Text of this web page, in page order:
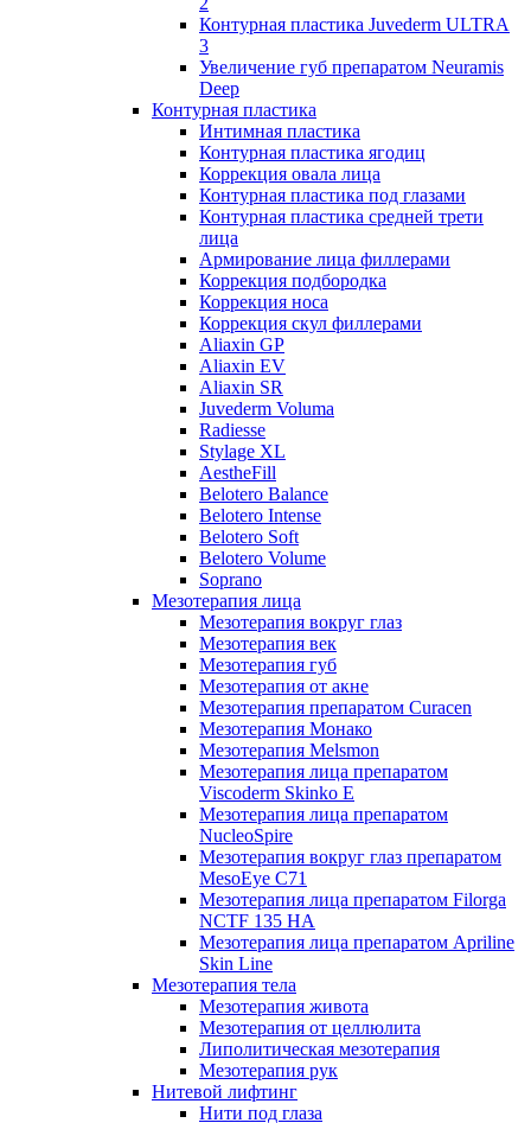
Контурная пластика Juvederm ULTRA
3
Увеличение губ препаратом Neuramis
Deep
Контурная пластика
Интимная пластика
Контурная пластика ягодиц
Коррекция овала лица
Контурная пластика под глазами
Контурная пластика средней трети
лица
Армирование лица филлерами
Коррекция подбородка
Коррекция носа
Коррекция скул филлерами
Aliaxin GP
Aliaxin EV
Aliaxin SR
Juvederm Voluma
Radiesse
Stylage XL
AestheFill
Belotero Balance
Belotero Intense
Belotero Soft
Belotero Volume
Soprano
Мезотерапия лица
Мезотерапия вокруг глаз
Мезотерапия век
Мезотерапия губ
Мезотерапия от акне
Мезотерапия препаратом Curacen
Мезотерапия Монако
Мезотерапия Melsmon
Мезотерапия лица препаратом
Viscoderm Skinko E
Мезотерапия лица препаратом
NucleoSpire
Мезотерапия вокруг глаз препаратом
MesoEye С71
Мезотерапия лица препаратом Filorga
NCTF 135 HA
Мезотерапия лица препаратом Apriline
Skin Line
Мезотерапия тела
Мезотерапия живота
Мезотерапия от целлюлита
Липолитическая мезотерапия
Мезотерапия рук
Нитевой лифтинг
Нити под глаза